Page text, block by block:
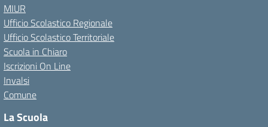
MIUR
Ufficio Scolastico Regionale
Ufficio Scolastico Territoriale
Scuola in Chiaro
Iscrizioni On Line
Invalsi
Comune
La Scuola